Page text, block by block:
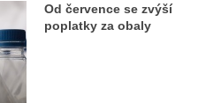
Od července se zvýší
poplatky za obaly